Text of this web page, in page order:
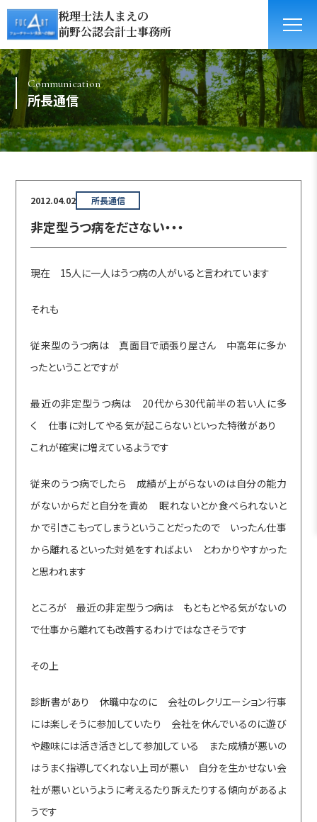
税理士法人まえの
前野公認会計士事務所
Communication
所長通信
2012.04.02 所長通信
非定型うつ病をださない・・・
現在 15人に一人はうつ病の人がいると言われています
それも
従来型のうつ病は 真面目で頑張り屋さん 中高年に多か
ったということですが
最近の非定型うつ病は 20代から30代前半の若い人に多
く 仕事に対してやる気が起こらないといった特徴があり
これが確実に増えているようです
従来のうつ病でしたら 成績が上がらないのは自分の能力
がないからだと自分を責め 眠れないとか食べられないと
かで引きこもってしまうということだったので いったん仕事
から離れるといった対処をすればよい とわかりやすかった
と思われます
ところが 最近の非定型うつ病は もともとやる気がないの
で仕事から離れても改善するわけではなさそうです
その上
診断書があり 休職中なのに 会社のレクリエーション行事
には楽しそうに参加していたり 会社を休んでいるのに遊び
や趣味には活き活きとして参加している また成績が悪いの
はうまく指導してくれない上司が悪い 自分を生かせない会
社が悪いというように考えるたり訴えたりする傾向があるよ
うです